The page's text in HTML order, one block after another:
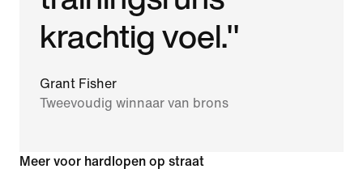
krachtig voel."
Grant Fisher
Tweevoudig winnaar van brons
Meer voor hardlopen op straat